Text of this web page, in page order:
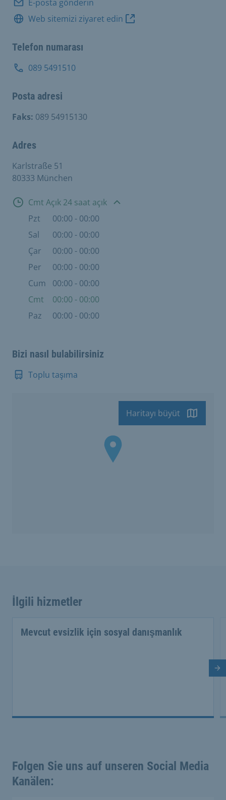
E-posta gönderin
Web sitemizi ziyaret edin
Telefon numarası
089 5491510
Posta adresi
Faks: 089 54915130
Adres
Karlstraße 51
80333 München
Açık
Cmt Açık 24 saat açık
Pzt
00:00 - 00:00
Sal
00:00 - 00:00
Çar
00:00 - 00:00
Per
00:00 - 00:00
Cum
00:00 - 00:00
Cmt
00:00 - 00:00
Paz
00:00 - 00:00
Bizi nasıl bulabilirsiniz
Toplu taşıma
Haritayı büyüt
İlgili hizmetler
Mevcut evsizlik için sosyal danışmanlık
Folgen Sie uns auf unseren Social Media
Kanälen: